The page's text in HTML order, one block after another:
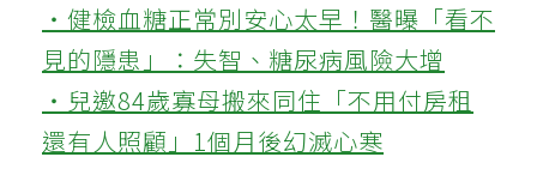
‧健檢血糖正常別安心太早！醫曝「看不
見的隱患」：失智、糖尿病風險大增
‧兒邀84歲寡母搬來同住「不用付房租
還有人照顧」1個月後幻滅心寒